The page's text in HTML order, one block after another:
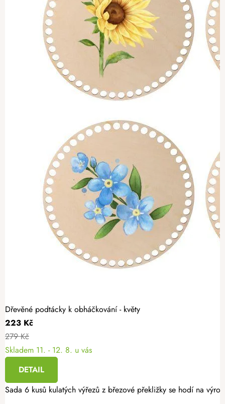
Dřevěné podtácky k obháčkování - květy
223 Kč
279 Kč
Skladem 11. - 12. 8. u vás
DETAIL
Sada 6 kusů kulatých výřezů z březové překližky se hodí na